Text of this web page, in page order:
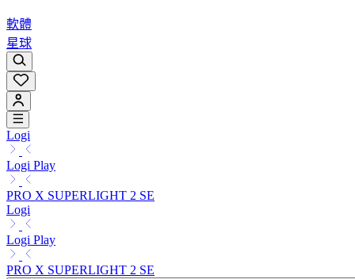
軟體
星球
Logi
Logi Play
PRO X SUPERLIGHT 2 SE
Logi
Logi Play
PRO X SUPERLIGHT 2 SE